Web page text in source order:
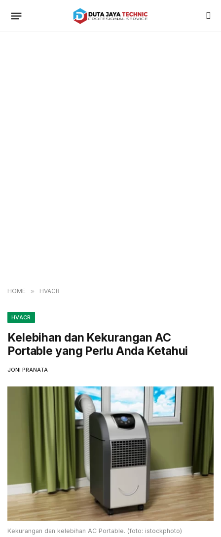
HOME » HVACR
HVACR
Kelebihan dan Kekurangan AC
Portable yang Perlu Anda Ketahui
JONI PRANATA
Kekurangan dan kelebihan AC Portable. (foto: istockphoto)